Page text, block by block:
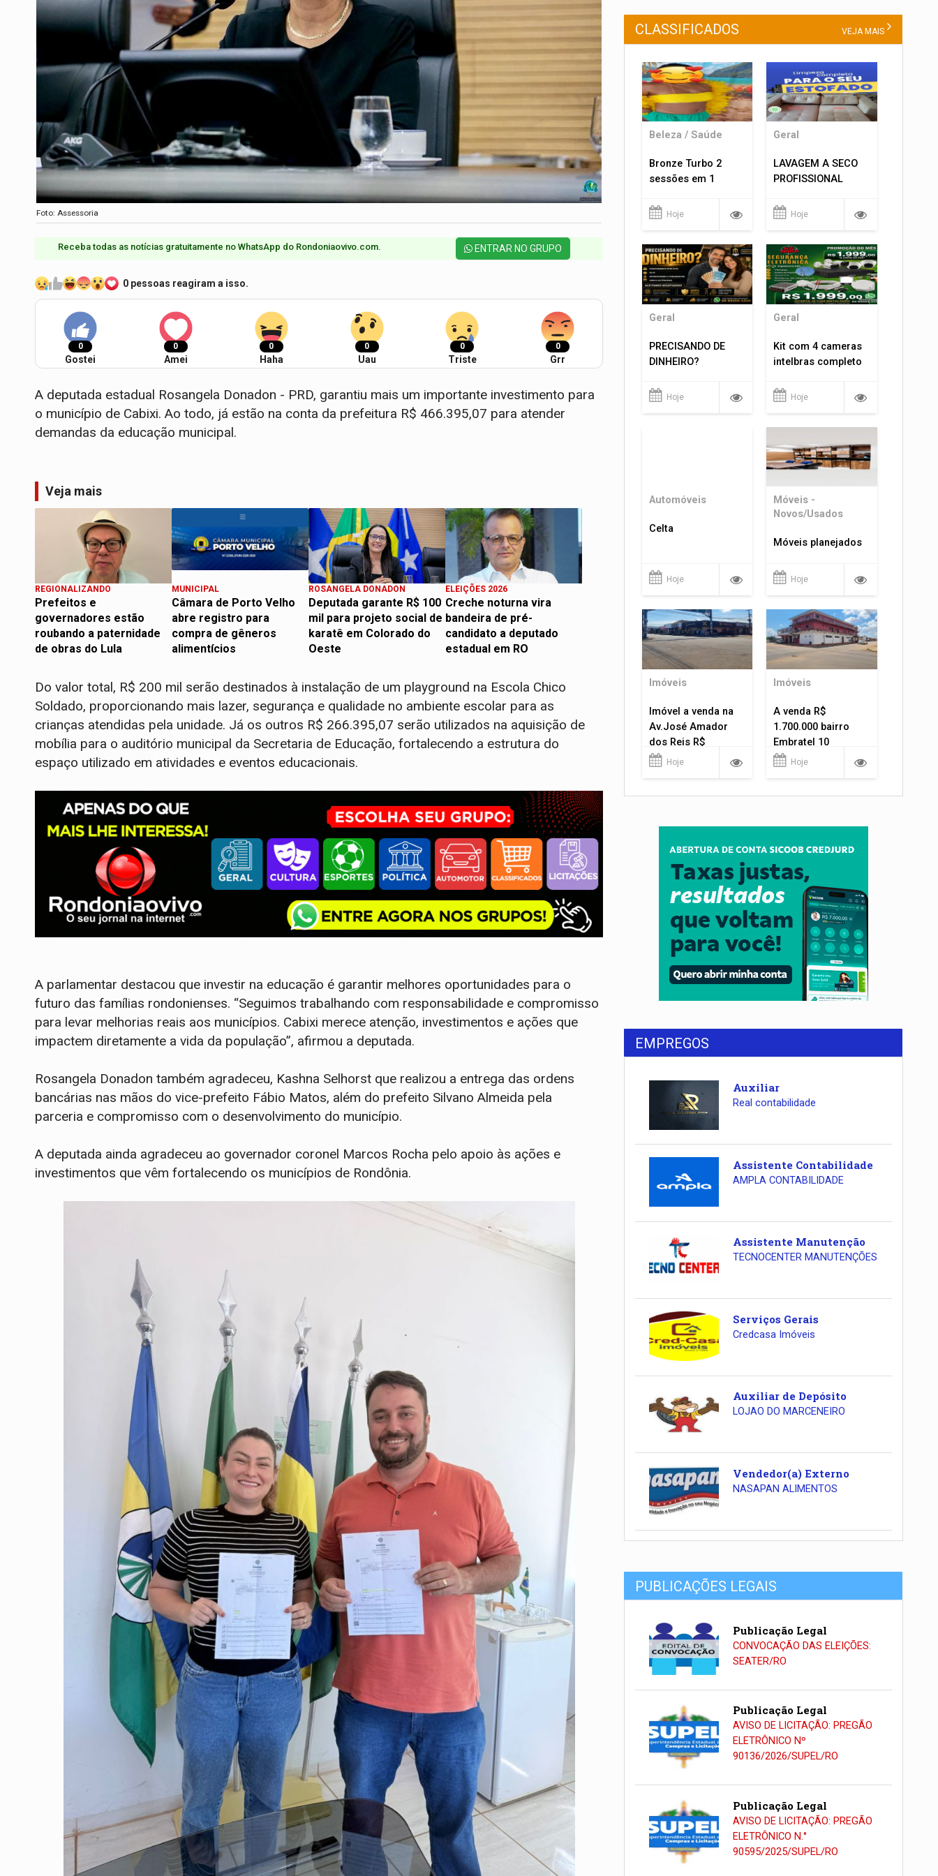
Foto: Assessoria
Receba todas as notícias gratuitamente no WhatsApp do Rondoniaovivo.com.​ ENTRAR NO GRUPO
0 pessoas reagiram a isso.
0
Gostei
0
Amei
0
Haha
0
Uau
0
Triste
0
Grr
A deputada estadual Rosangela Donadon - PRD, garantiu mais um importante investimento para
o município de Cabixi. Ao todo, já estão na conta da prefeitura R$ 466.395,07 para atender
demandas da educação municipal.
Veja mais
REGIONALIZANDO
Prefeitos e
governadores estão
roubando a paternidade
de obras do Lula
MUNICIPAL
Câmara de Porto Velho
abre registro para
compra de gêneros
alimentícios
ROSANGELA DONADON
Deputada garante R$ 100
mil para projeto social de
karatê em Colorado do
Oeste
ELEIÇÕES 2026
Creche noturna vira
bandeira de pré-
candidato a deputado
estadual em RO
Do valor total, R$ 200 mil serão destinados à instalação de um playground na Escola Chico
Soldado, proporcionando mais lazer, segurança e qualidade no ambiente escolar para as
crianças atendidas pela unidade. Já os outros R$ 266.395,07 serão utilizados na aquisição de
mobília para o auditório municipal da Secretaria de Educação, fortalecendo a estrutura do
espaço utilizado em atividades e eventos educacionais.
A parlamentar destacou que investir na educação é garantir melhores oportunidades para o
futuro das famílias rondonienses. “Seguimos trabalhando com responsabilidade e compromisso
para levar melhorias reais aos municípios. Cabixi merece atenção, investimentos e ações que
impactem diretamente a vida da população”, afirmou a deputada.
Rosangela Donadon também agradeceu, Kashna Selhorst que realizou a entrega das ordens
bancárias nas mãos do vice-prefeito Fábio Matos, além do prefeito Silvano Almeida pela
parceria e compromisso com o desenvolvimento do município.
A deputada ainda agradeceu ao governador coronel Marcos Rocha pelo apoio às ações e
investimentos que vêm fortalecendo os municípios de Rondônia.
CLASSIFICADOS VEJA MAIS
Beleza / Saúde
Bronze Turbo 2
sessões em 1
Hoje
Geral
LAVAGEM A SECO
PROFISSIONAL
Hoje
Geral
PRECISANDO DE
DINHEIRO?
Hoje
Geral
Kit com 4 cameras
intelbras completo
Hoje
Automóveis
Celta
Hoje
Móveis -
Novos/Usados
Móveis planejados
Hoje
Imóveis
Imóvel a venda na
Av.José Amador
dos Reis R$
1.400.000
Hoje
Imóveis
A venda R$
1.700.000 bairro
Embratel 10
apartamentos!
Hoje
EMPREGOS
Auxiliar
Real contabilidade
Assistente Contabilidade
AMPLA CONTABILIDADE
Assistente Manutenção
TECNOCENTER MANUTENÇÕES
Serviços Gerais
Credcasa Imóveis
Auxiliar de Depósito
LOJAO DO MARCENEIRO
Vendedor(a) Externo
NASAPAN ALIMENTOS
PUBLICAÇÕES LEGAIS
Publicação Legal
CONVOCAÇÃO DAS ELEIÇÕES:
SEATER/RO
Publicação Legal
AVISO DE LICITAÇÃO: PREGÃO
ELETRÔNICO Nº
90136/2026/SUPEL/RO
Publicação Legal
AVISO DE LICITAÇÃO: PREGÃO
ELETRÔNICO N.°
90595/2025/SUPEL/RO